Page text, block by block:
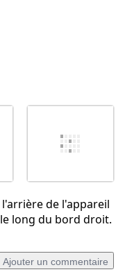
de l'appareil
long du bord droit.
Ajouter un commentaire